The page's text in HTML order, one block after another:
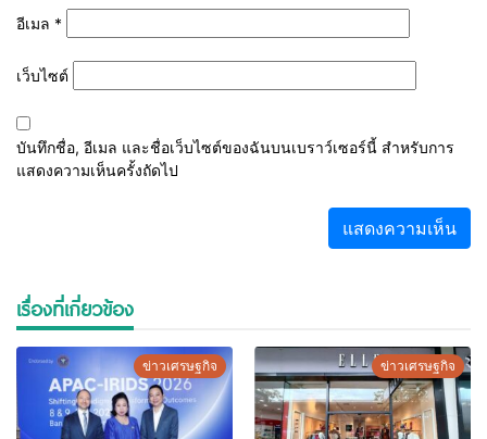
อีเมล *
เว็บไซต์
บันทึกชื่อ, อีเมล และชื่อเว็บไซต์ของฉันบนเบราว์เซอร์นี้ สำหรับการ
แสดงความเห็นครั้งถัดไป
เรื่องที่เกี่ยวข้อง
ข่าวเศรษฐกิจ ข่าวเศรษฐกิจ